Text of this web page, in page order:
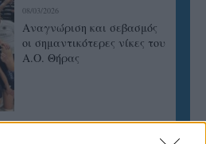
08/03/2026
Αναγνώριση και σεβασμός
οι σημαντικότερες νίκες του
Α.Ο. Θήρας